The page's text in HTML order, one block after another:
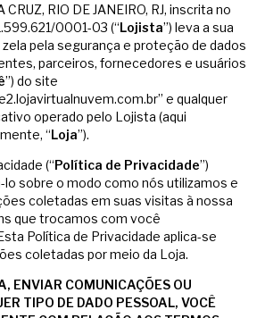
CRUZ, RIO DE JANEIRO, RJ, inscrita no
0001-03 (“Lojista”) leva a sua
pela segurança e proteção de dados
parceiros, fornecedores e usuários
”) do site
e qualquer
operado pelo Lojista (aqui
“Loja”).
(“Política de Privacidade”)
sobre o modo como nós utilizamos e
coletadas em suas visitas à nossa
que trocamos com você
Política de Privacidade aplica-se
coletadas por meio da Loja.
ENVIAR COMUNICAÇÕES OU
TIPO DE DADO PESSOAL, VOCÊ